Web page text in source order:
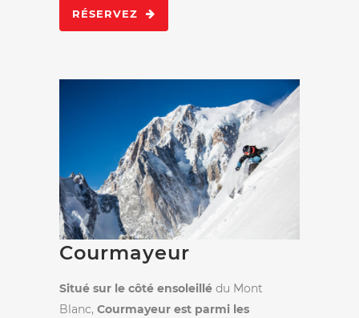
RÉSERVEZ
Courmayeur
Situé sur le côté ensoleillé du Mont
Blanc, Courmayeur est parmi les